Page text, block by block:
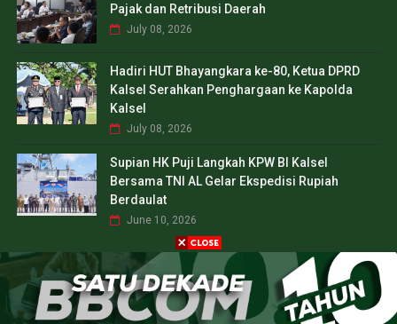
Pajak dan Retribusi Daerah
July 08, 2026
Hadiri HUT Bhayangkara ke-80, Ketua DPRD
Kalsel Serahkan Penghargaan ke Kapolda
Kalsel
July 08, 2026
Supian HK Puji Langkah KPW BI Kalsel
Bersama TNI AL Gelar Ekspedisi Rupiah
Berdaulat
June 10, 2026
CREATED BY SORATEMPLATES| DISTRIBUTED BY TEMPLATES